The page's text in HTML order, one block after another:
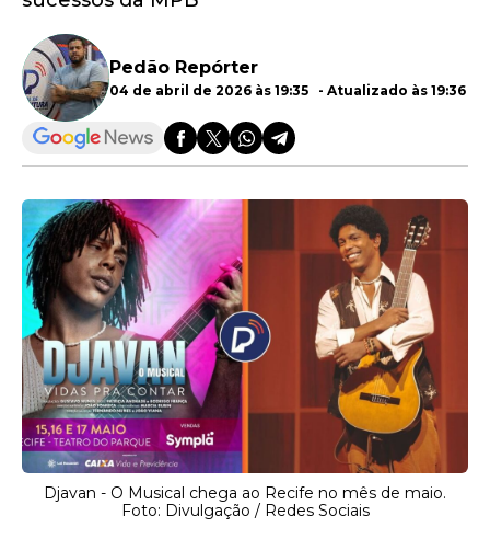
Pedão Repórter
04 de abril de 2026 às 19:35 - Atualizado às 19:36
Djavan - O Musical chega ao Recife no mês de maio.
Foto: Divulgação / Redes Sociais